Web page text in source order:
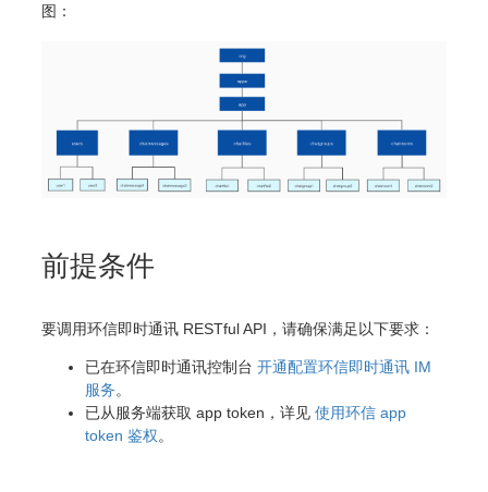
图：
前提条件
要调用环信即时通讯 RESTful API，请确保满足以下要求：
已在环信即时通讯控制台 开通配置环信即时通讯 IM
服务。
已从服务端获取 app token，详见 使用环信 app
token 鉴权。